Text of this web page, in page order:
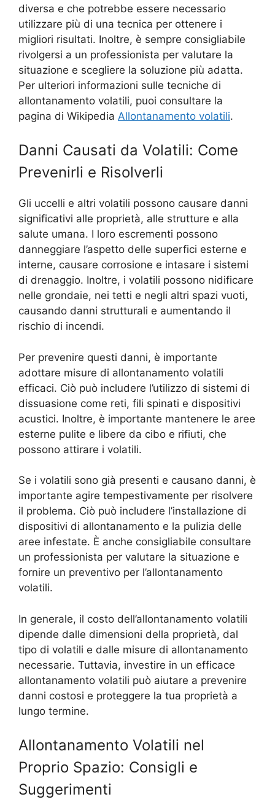
diversa e che potrebbe essere necessario
utilizzare più di una tecnica per ottenere i
migliori risultati. Inoltre, è sempre consigliabile
rivolgersi a un professionista per valutare la
situazione e scegliere la soluzione più adatta.
Per ulteriori informazioni sulle tecniche di
allontanamento volatili, puoi consultare la
pagina di Wikipedia Allontanamento volatili.
Danni Causati da Volatili: Come
Prevenirli e Risolverli
Gli uccelli e altri volatili possono causare danni
significativi alle proprietà, alle strutture e alla
salute umana. I loro escrementi possono
danneggiare l’aspetto delle superfici esterne e
interne, causare corrosione e intasare i sistemi
di drenaggio. Inoltre, i volatili possono nidificare
nelle grondaie, nei tetti e negli altri spazi vuoti,
causando danni strutturali e aumentando il
rischio di incendi.
Per prevenire questi danni, è importante
adottare misure di allontanamento volatili
efficaci. Ciò può includere l’utilizzo di sistemi di
dissuasione come reti, fili spinati e dispositivi
acustici. Inoltre, è importante mantenere le aree
esterne pulite e libere da cibo e rifiuti, che
possono attirare i volatili.
Se i volatili sono già presenti e causano danni, è
importante agire tempestivamente per risolvere
il problema. Ciò può includere l’installazione di
dispositivi di allontanamento e la pulizia delle
aree infestate. È anche consigliabile consultare
un professionista per valutare la situazione e
fornire un preventivo per l’allontanamento
volatili.
In generale, il costo dell’allontanamento volatili
dipende dalle dimensioni della proprietà, dal
tipo di volatili e dalle misure di allontanamento
necessarie. Tuttavia, investire in un efficace
allontanamento volatili può aiutare a prevenire
danni costosi e proteggere la tua proprietà a
lungo termine.
Allontanamento Volatili nel
Proprio Spazio: Consigli e
Suggerimenti